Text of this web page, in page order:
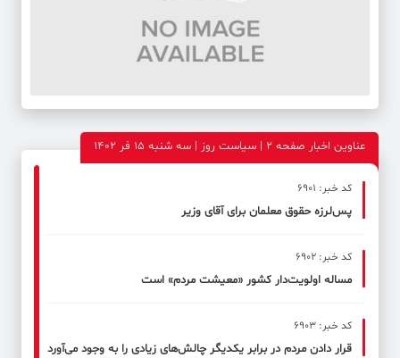
عناوین اخبار صفحه ۲ | سیاست روز | سه شنبه 15 فر 1402
کد خبر: 6901
پس‌لرزه حقوق معلمان برای آقای وزیر
کد خبر: 6902
مساله اولویت‌دار کشور «معیشت مردم» است
کد خبر: 6903
قرار دادن مردم در برابر یکدیگر چالش‌های زیادی را به وجود می‌آورد